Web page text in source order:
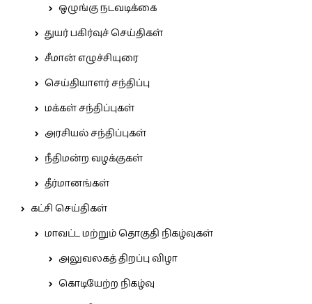
ஒழுங்கு நடவடிக்கை
துயர் பகிர்வுச் செய்திகள்
சீமான் எழுச்சியுரை
செய்தியாளர் சந்திப்பு
மக்கள் சந்திப்புகள்
அரசியல் சந்திப்புகள்
நீதிமன்ற வழக்குகள்
தீர்மானங்கள்
கட்சி செய்திகள்
மாவட்ட மற்றும் தொகுதி நிகழ்வுகள்
அலுவலகத் திறப்பு விழா
கொடியேற்ற நிகழ்வு